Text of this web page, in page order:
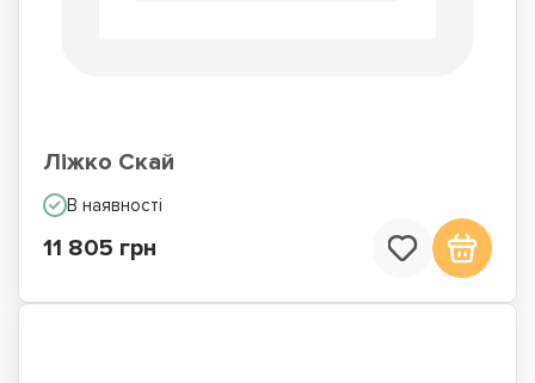
Ліжко Скай
В наявності
11 805 грн